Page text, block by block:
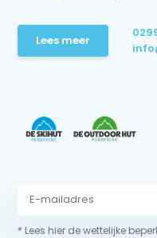
Lees meer
* Lees hier de wettelijke